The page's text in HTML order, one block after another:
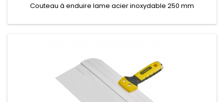
Couteau à enduire lame acier inoxydable 250 mm